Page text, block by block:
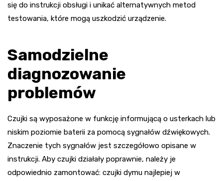
się do instrukcji obsługi i unikać alternatywnych metod
testowania, które mogą uszkodzić urządzenie.
Samodzielne
diagnozowanie
problemów
Czujki są wyposażone w funkcję informującą o usterkach lub
niskim poziomie baterii za pomocą sygnałów dźwiękowych.
Znaczenie tych sygnałów jest szczegółowo opisane w
instrukcji. Aby czujki działały poprawnie, należy je
odpowiednio zamontować: czujki dymu najlepiej w